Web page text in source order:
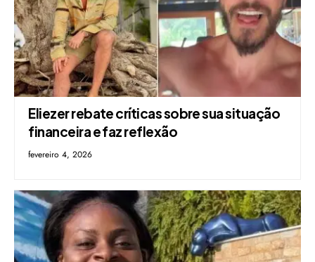
Eliezer rebate críticas sobre sua situação
financeira e faz reflexão
fevereiro 4, 2026